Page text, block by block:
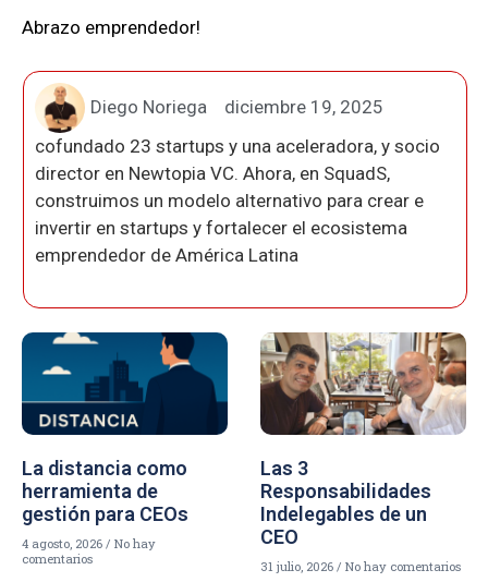
Abrazo emprendedor!
Diego Noriega
diciembre 19, 2025
cofundado 23 startups y una aceleradora, y socio
director en Newtopia VC. Ahora, en SquadS,
construimos un modelo alternativo para crear e
invertir en startups y fortalecer el ecosistema
emprendedor de América Latina
La distancia como
herramienta de
gestión para CEOs
4 agosto, 2026
No hay
comentarios
Las 3
Responsabilidades
Indelegables de un
CEO
31 julio, 2026 No hay comentarios